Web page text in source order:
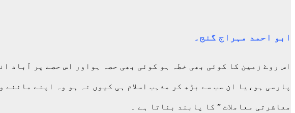
ابو احمد مہراج گنج۔
اس روۓ زمین کا کوئی بھی خطہ ہو کوئی بھی حصہ ہواور اس حصے پر آباد
پارسی ہو،یا ان سب سے بڑھ کر مذہب اسلام ہی کیوں نہ ہو وہ اپنے
معاشرتی معاملات ” کا پابند بناتا ہے ۔